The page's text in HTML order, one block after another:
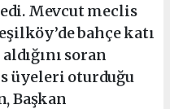
Mevcut meclis
bahçe katı
soran
üyeleri oturduğu
Başkan